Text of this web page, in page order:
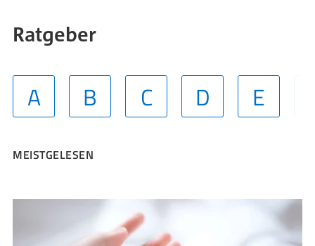
Ratgeber
A B C D E
MEISTGELESEN